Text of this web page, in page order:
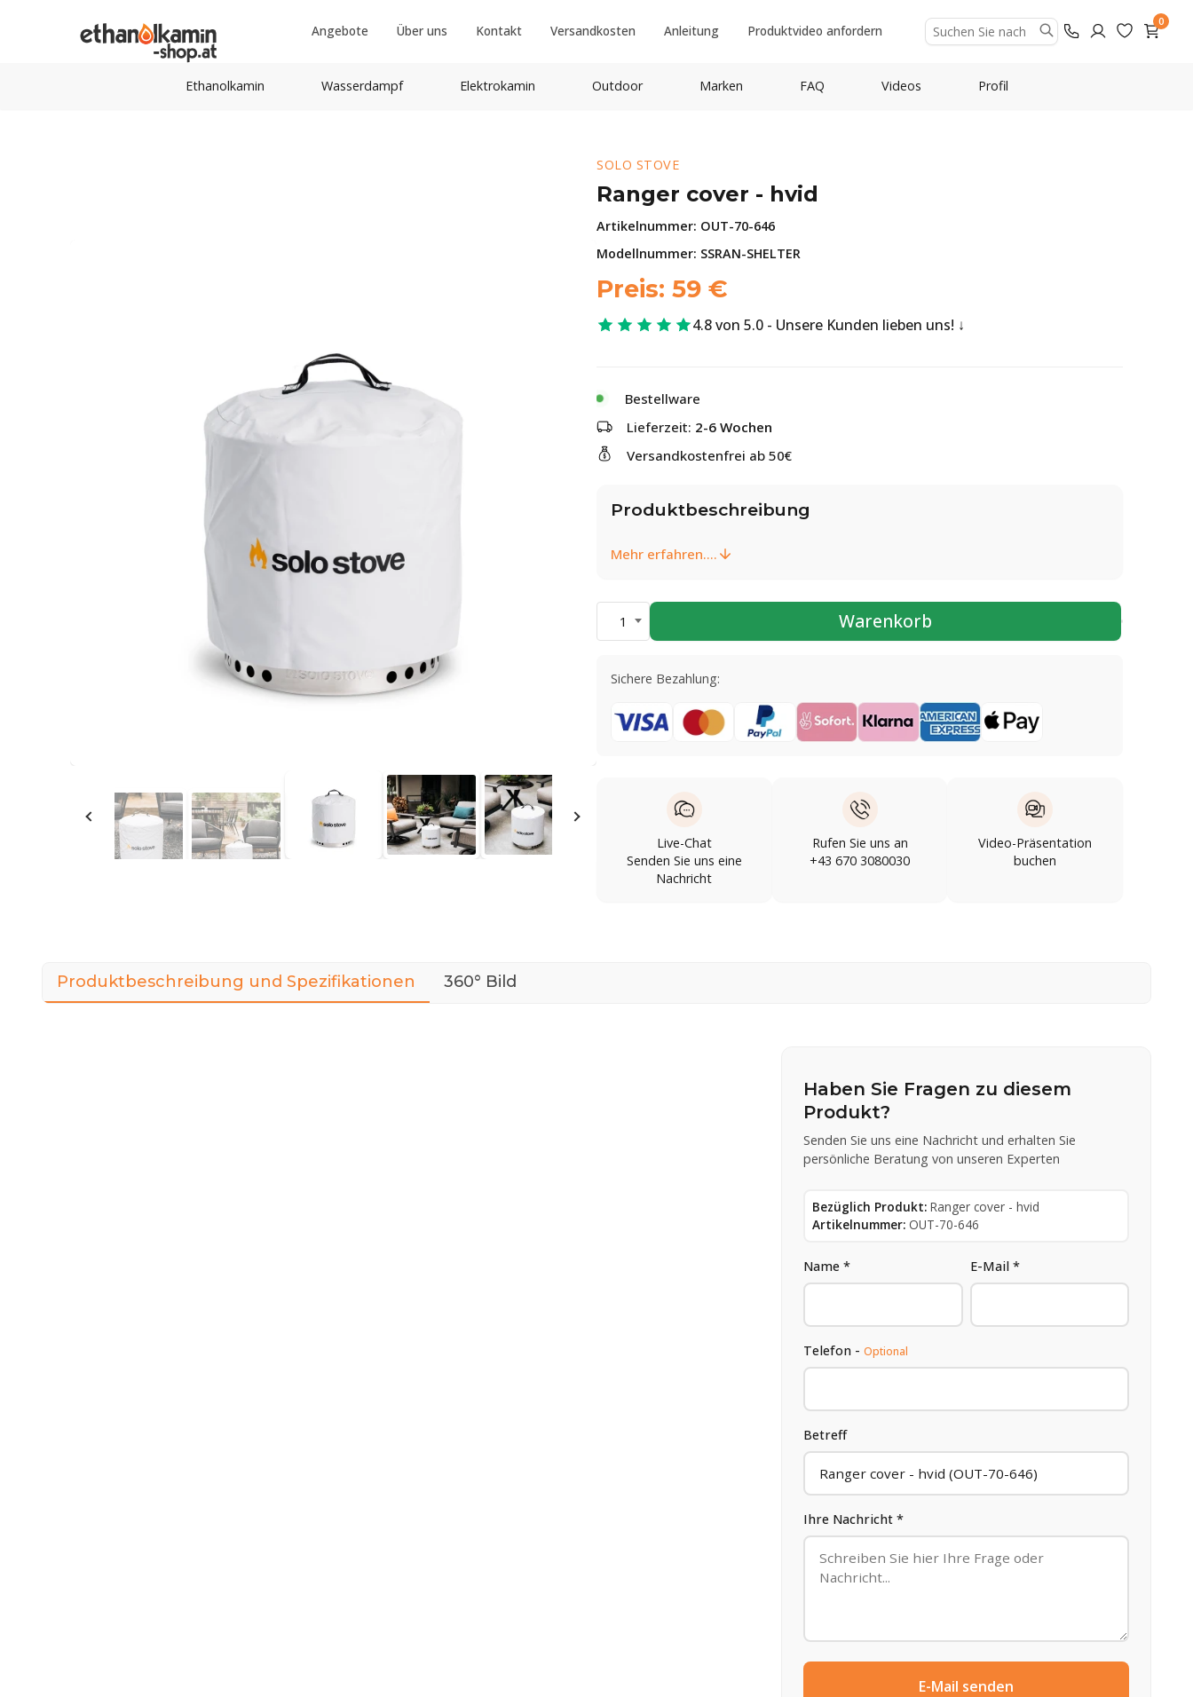
Angebote Über uns Kontakt Versandkosten Anleitung Produktvideo anfordern
0
Ethanolkamin Wasserdampf Elektrokamin Outdoor Marken FAQ Videos Profil
SOLO STOVE
Ranger cover - hvid
Artikelnummer: OUT-70-646
Modellnummer: SSRAN-SHELTER
Preis: 59 €
4.8 von 5.0 - Unsere Kunden lieben uns!
Bestellware
Lieferzeit: 2-6 Wochen
Versandkostenfrei ab 50€
Produktbeschreibung
Mehr erfahren....
1 Warenkorb
Sichere Bezahlung:
Live-Chat
Senden Sie uns eine
Nachricht
Rufen Sie uns an
+43 670 3080030
Video-Präsentation
buchen
Produktbeschreibung und Spezifikationen 360° Bild
Haben Sie Fragen zu diesem
Produkt?
Senden Sie uns eine Nachricht und erhalten Sie
persönliche Beratung von unseren Experten
Bezüglich Produkt: Ranger cover - hvid
Artikelnummer: OUT-70-646
Name * E-Mail *
Telefon -Optional
Betreff
Ihre Nachricht *
E-Mail senden